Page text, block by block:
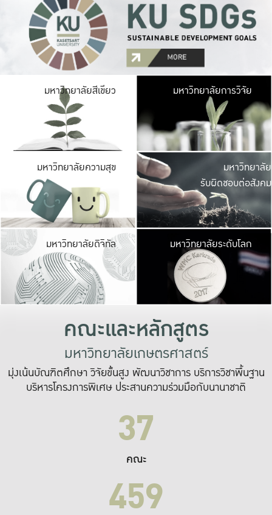
มหาวิทยาลัยสีเขียว มหาวิ
มีพื้นที่เขียวสดใส
เป็นป่าในเมือง เกษต
มหาวิทยาลัยการวิจัย
มหาวิทยาลัยความสุข มหาวิ
ค
เปิดประ
และพบเรื่องราวใ
มหาวิทยาลัย
รับผิดชอบต่อสังคม
มหาวิทยาลัยดิจิทัล มหาวิ
เปลี่ยนแปลง แล
เพื่อทำง
ระบบสารสนเทศ
มหาวิทยาลัยระดับโลก
คณะและหลักสูตร
มหาวิทยาลัยเกษตรศาสตร์
มุ่งเน้นบัณฑิตศึกษา วิจัยขั้นสูง พัฒนาวิชาการ บริการวิชาพื้นฐาน
บริหารโครงการพิเศษ ประสานความร่วมมือกับนานาชาติ
37
คณะ
459